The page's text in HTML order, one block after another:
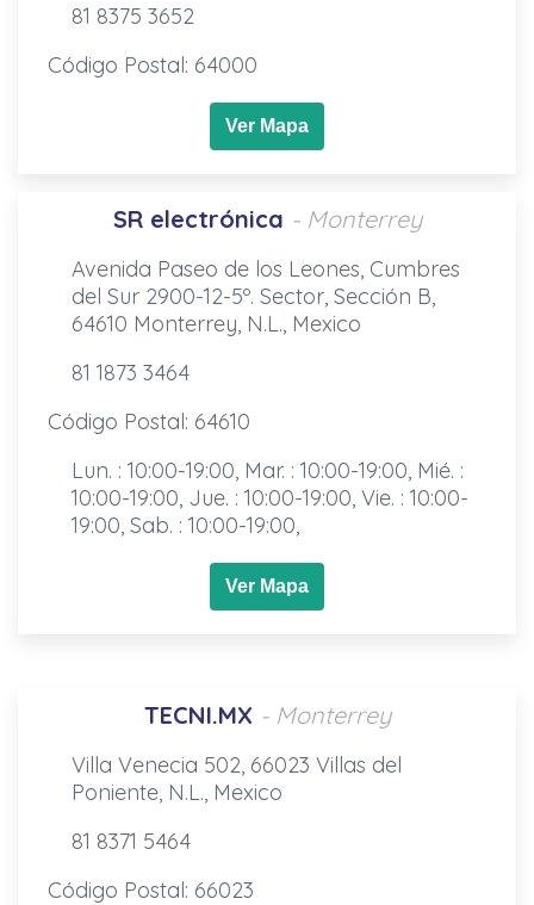
81 8375 3652
Código Postal: 64000
Ver Mapa
SR electrónica - Monterrey
Avenida Paseo de los Leones, Cumbres
del Sur 2900-12-5º. Sector, Sección B,
64610 Monterrey, N.L., Mexico
81 1873 3464
Código Postal: 64610
Lun. : 10:00-19:00, Mar. : 10:00-19:00, Mié. :
10:00-19:00, Jue. : 10:00-19:00, Vie. : 10:00-
19:00, Sab. : 10:00-19:00,
Ver Mapa
TECNI.MX - Monterrey
Villa Venecia 502, 66023 Villas del
Poniente, N.L., Mexico
81 8371 5464
Código Postal: 66023